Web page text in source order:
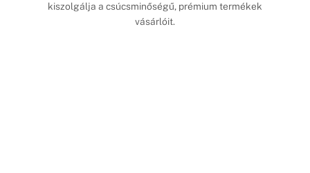
kiszolgálja a csúcsminőségű, prémium termékek
vásárlóit.